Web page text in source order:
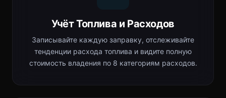
Учёт Топлива и Расходов
Записывайте каждую заправку, отслеживайте
тенденции расхода топлива и видите полную
стоимость владения по 8 категориям расходов.